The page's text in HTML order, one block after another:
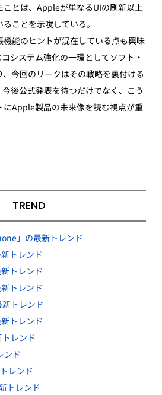
ことは、Appleが単なるUIの刷新以上
ことを示唆している。
機能のヒントが混在している点も興味
システム強化の一環としてソフト・
今回のリークはその戦略を裏付ける
後公式発表を待つだけでなく、こう
にApple製品の未来像を読む視点が重
TREND
」の最新トレンド
トレンド
トレンド
トレンド
新トレンド
トレンド
トレンド
ンド
レンド
トレンド